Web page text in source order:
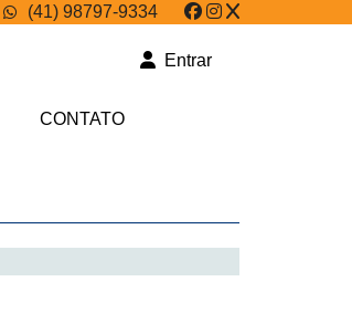
(41) 98797-9334
Entrar
CONTATO